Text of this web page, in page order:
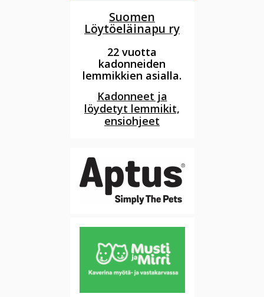
Suomen
Löytöeläinapu ry
22 vuotta
kadonneiden
lemmikkien asialla.
Kadonneet ja
löydetyt lemmikit,
ensiohjeet